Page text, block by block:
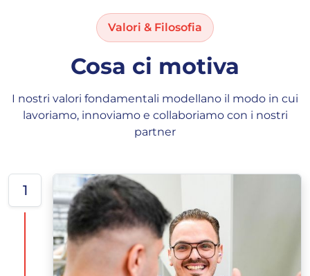
Valori & Filosofia
Cosa ci motiva
I nostri valori fondamentali modellano il modo in cui
lavoriamo, innoviamo e collaboriamo con i nostri
partner
1